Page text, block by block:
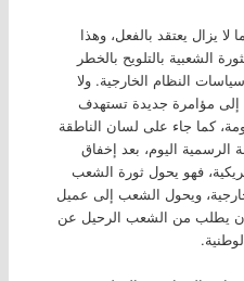
لا يزال يعتقد بالفعل، وهذا
الشعبية بالتلويح بالخطر
النظام الخارجية. ولا
إلى مؤامرة جديدة تستهدف
كما جاء على لسان الناطقة
الرسمية اليوم، بعد إخفاق
فهو يحول ثورة الشعب
ويحول الشعب إلى عميل
أن يطلب من الشعب الرحيل عن